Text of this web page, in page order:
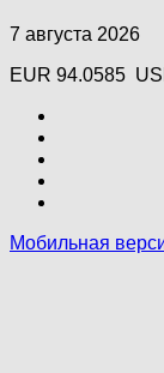
7 августа 2026
EUR 94.0585
Мобильная